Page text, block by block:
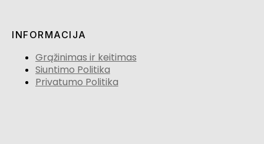
INFORMACIJA
Grąžinimas ir keitimas
Siuntimo Politika
Privatumo Politika